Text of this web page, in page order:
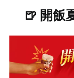
🍺 開飯